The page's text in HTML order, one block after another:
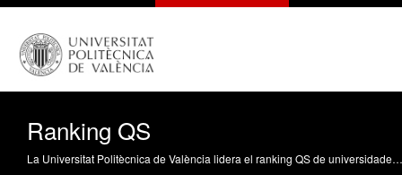
Ranking QS
La Universitat Politècnica de València lidera el ranking QS de universidades, en España, en Agricultura y Ciencias Forestales. Una clasificación que además sitúa a la UPV como la tercera mejor del país en Ingeniería Química, Ingeniería Civil, Arquitectura e Ingeniería Mecánica, Aeronáutica y Fabricación.